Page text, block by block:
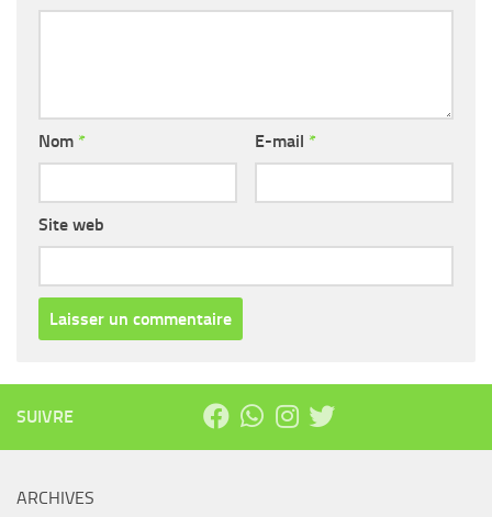
Nom * E-mail *
Site web
SUIVRE
ARCHIVES